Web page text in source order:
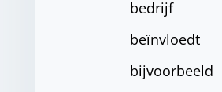
bedrijf
beïnvloedt
bijvoorbeeld